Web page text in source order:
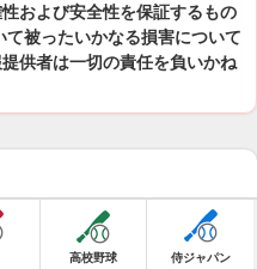
および安全性を保証するもの
被ったいかなる損害について
供者は一切の責任を負いかね
高校野球 侍ジャパン